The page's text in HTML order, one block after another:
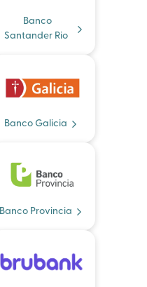
Banco
Santander Rio
Banco Galicia
Banco Provincia